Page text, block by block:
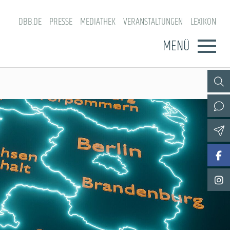
DBB.DE PRESSE MEDIATHEK VERANSTALTUNGEN LEXIKON
MENÜ